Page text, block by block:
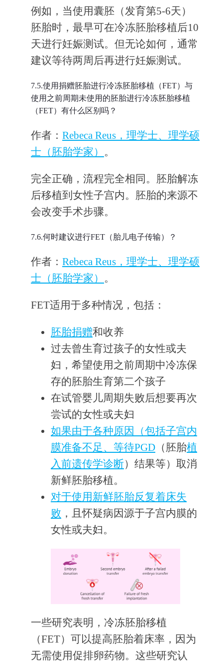
例如，当使用囊胚（发育第5-6天）
胚胎时，最早可在冷冻胚胎移植后10
天进行妊娠测试。但无论如何，通常
建议等待两周后再进行妊娠测试。
7.5.使用捐赠胚胎进行冷冻胚胎移植（FET）与
使用之前周期未使用的胚胎进行冷冻胚胎移植
（FET）有什么区别吗？
作者： Rebeca Reus，理学士、理学硕
士（胚胎学家） 。
完全正确，流程完全相同。胚胎解冻
后移植到女性子宫内。胚胎的来源不
会改变手术步骤。
7.6.何时建议进行FET（胎儿电子传输）？
作者： Rebeca Reus，理学士、理学硕
士（胚胎学家） 。
FET适用于多种情况，包括：
胚胎捐赠和收养
过去曾生育过孩子的女性或夫
妇，希望使用之前周期中冷冻保
存的胚胎生育第二个孩子
在试管婴儿周期失败后想要再次
尝试的女性或夫妇
如果由于各种原因（包括子宫内
膜准备不足、等待PGD （胚胎植
入前遗传学诊断）结果等）取消
新鲜胚胎移植。
对于使用新鲜胚胎反复着床失
败 ，且怀疑病因源于子宫内膜的
女性或夫妇。
一些研究表明，冷冻胚胎移植
（FET）可以提高胚胎着床率，因为
无需使用促排卵药物。这些研究认